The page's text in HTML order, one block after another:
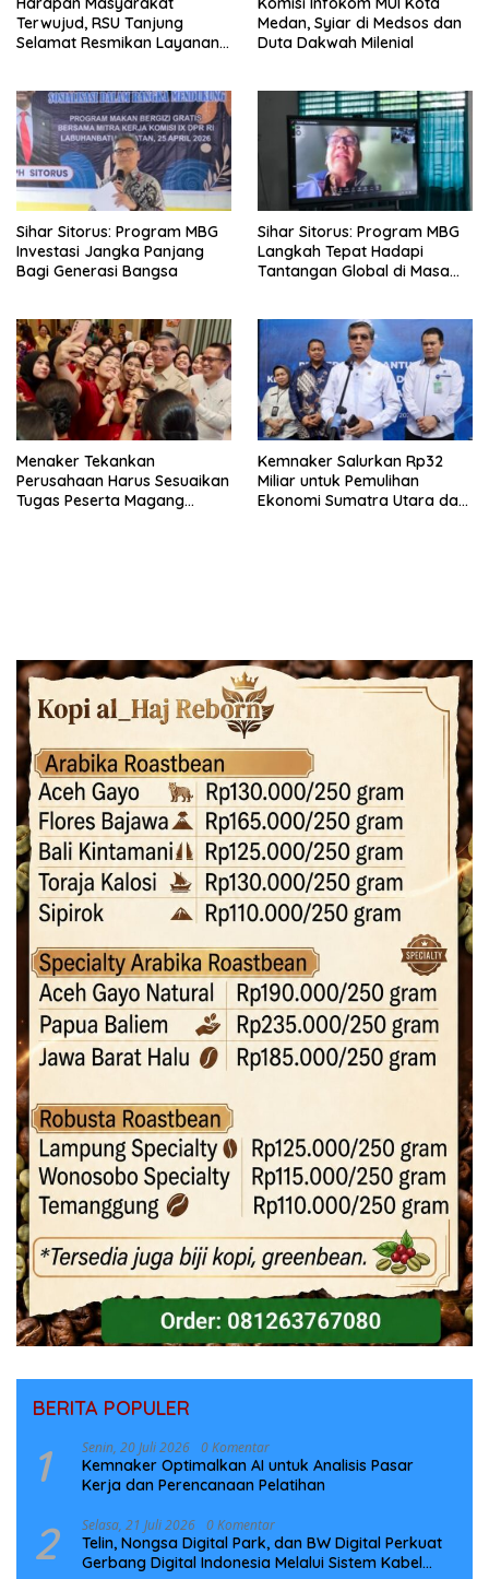
Terwujud, RSU Tanjung
Selamat Resmikan Layanan
Medan, Syiar di Medsos dan
Duta Dakwah Milenial
Sihar Sitorus: Program MBG
Investasi Jangka Panjang
Bagi Generasi Bangsa
Sihar Sitorus: Program MBG
Langkah Tepat Hadapi
Tantangan Global di Masa
Menaker Tekankan
Perusahaan Harus Sesuaikan
Tugas Peserta Magang
Kemnaker Salurkan Rp32
Miliar untuk Pemulihan
Ekonomi Sumatra Utara dan
BERITA POPULER
1 Senin, 20 Juli 2026 0 Komentar
Kemnaker Optimalkan AI untuk Analisis Pasar
Kerja dan Perencanaan Pelatihan
2 Selasa, 21 Juli 2026 0 Komentar
Telin, Nongsa Digital Park, dan BW Digital Perkuat
Gerbang Digital Indonesia Melalui Sistem Kabel